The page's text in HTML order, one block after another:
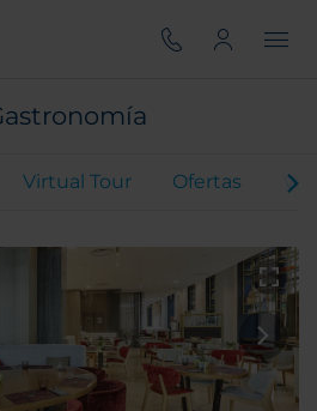
Virtual Tour Ofertas